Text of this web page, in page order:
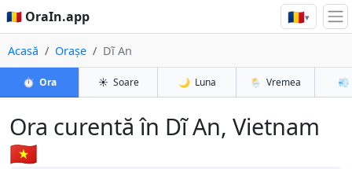
🇷🇴 OraIn.app 🇷🇴▾
Acasă Orașe Dĩ An
⏱️ Ora ☀️ Soare 🌙 Luna 🌦️ Vremea 💨
Ora curentă în Dĩ An, Vietnam
🇻🇳